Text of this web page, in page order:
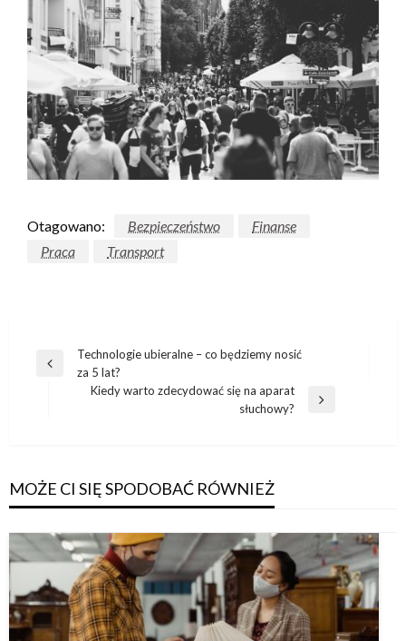
Otagowano: Bezpieczeństwo
Finanse
Praca
Transport
Nawigacja
wpisu
Poprzedni
Technologie ubieralne – co będziemy nosić
za 5 lat?
Kiedy warto zdecydować się na aparat
słuchowy?
MOŻE CI SIĘ SPODOBAĆ RÓWNIEŻ